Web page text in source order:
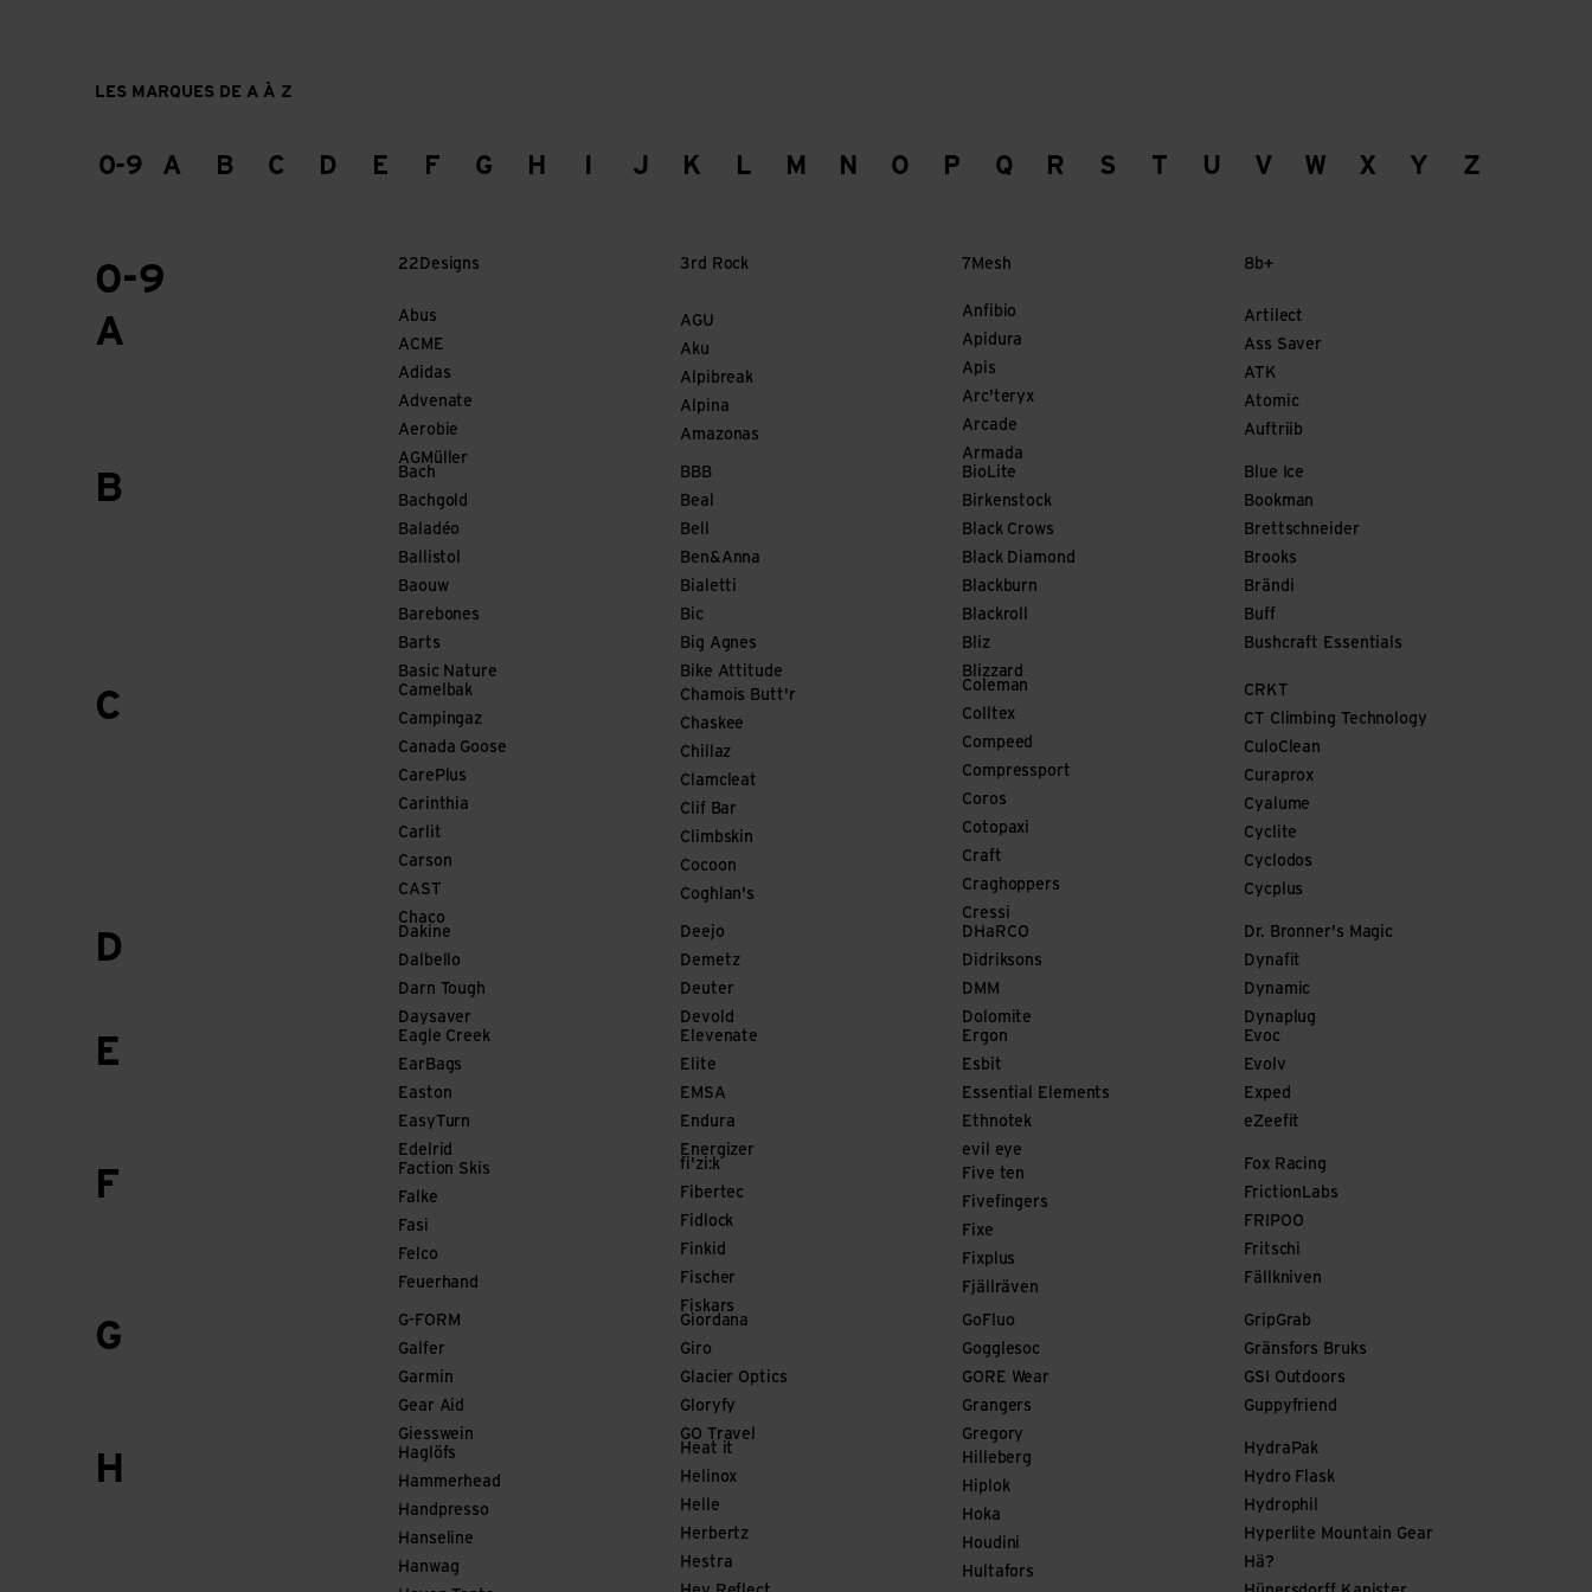
LES MARQUES DE A À Z
0-9 A B C D E F G H J K L M N O P Q R S T U V W X Y Z
0-9 22Designs 3rd Rock 7Mesh 8b+
A
Abus
ACME
Adidas
Advenate
Aerobie
AGMüller
AGU
Aku
Alpibreak
Alpina
Amazonas
Anfibio
Apidura
Apis
Arc'teryx
Arcade
Armada
Artilect
Ass Saver
ATK
Atomic
Auftriib
B
Bach
Bachgold
Baladéo
Ballistol
Baouw
Barebones
Barts
Basic Nature
BBB
Beal
Bell
Ben&Anna
Bialetti
Bic
Big Agnes
Bike Attitude
BioLite
Birkenstock
Black Crows
Black Diamond
Blackburn
Blackroll
Bliz
Blizzard
Blue Ice
Bookman
Brettschneider
Brooks
Brändi
Buff
Bushcraft Essentials
C
Camelbak
Campingaz
Canada Goose
CarePlus
Carinthia
Carlit
Carson
CAST
Chaco
Chamois Butt'r
Chaskee
Chillaz
Clamcleat
Clif Bar
Climbskin
Cocoon
Coghlan's
Coleman
Colltex
Compeed
Compressport
Coros
Cotopaxi
Craft
Craghoppers
Cressi
CRKT
CT Climbing Technology
CuloClean
Curaprox
Cyalume
Cyclite
Cyclodos
Cycplus
D
Dakine
Dalbello
Darn Tough
Daysaver
Deejo
Demetz
Deuter
Devold
DHaRCO
Didriksons
DMM
Dolomite
Dr. Bronner's Magic
Dynafit
Dynamic
Dynaplug
E
Eagle Creek
EarBags
Easton
EasyTurn
Edelrid
Elevenate
Elite
EMSA
Endura
Energizer
Ergon
Esbit
Essential Elements
Ethnotek
evil eye
Evoc
Evolv
Exped
eZeefit
F
Faction Skis
Falke
Fasi
Felco
Feuerhand
fi'zi:k
Fibertec
Fidlock
Finkid
Fischer
Fiskars
Five ten
Fivefingers
Fixe
Fixplus
Fjällräven
Fox Racing
FrictionLabs
FRIPOO
Fritschi
Fällkniven
G
G-FORM
Galfer
Garmin
Gear Aid
Giesswein
Giordana
Giro
Glacier Optics
Gloryfy
GO Travel
GoFluo
Gogglesoc
GORE Wear
Grangers
Gregory
GripGrab
Gränsfors Bruks
GSI Outdoors
Guppyfriend
H
Haglöfs
Hammerhead
Handpresso
Hanseline
Hanwag
Heat it
Helinox
Helle
Herbertz
Hestra
Hilleberg
Hiplok
Hoka
Houdini
Hultafors
HydraPak
Hydro Flask
Hydrophil
Hyperlite Mountain Gear
Hä?